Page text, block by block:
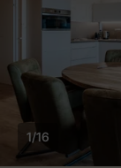
1/16